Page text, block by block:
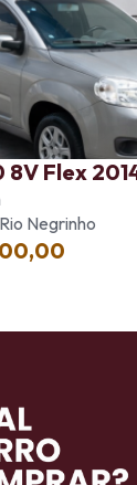
8V Flex
Negrinho